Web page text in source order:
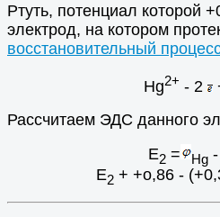
Ртуть, потенциал которой
электрод, на котором
восстановительный
Hg2+ - 2
Рассчитаем ЭДС данного
E2= Hg-
E2 + +o,86 -